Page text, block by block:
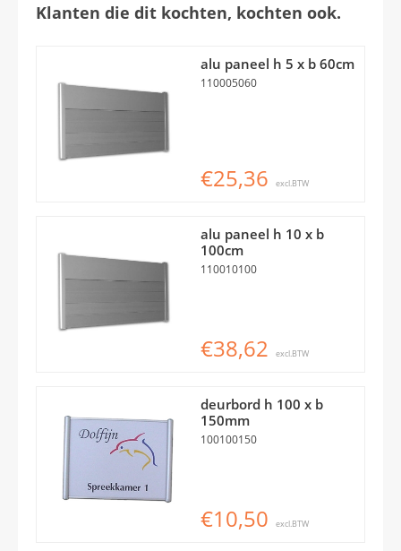
Klanten die dit kochten, kochten ook.
alu paneel h 5 x b 60cm
110005060
€25,36 excl.BTW
alu paneel h 10 x b
100cm
110010100
€38,62 excl.BTW
deurbord h 100 x b
150mm
100100150
€10,50 excl.BTW